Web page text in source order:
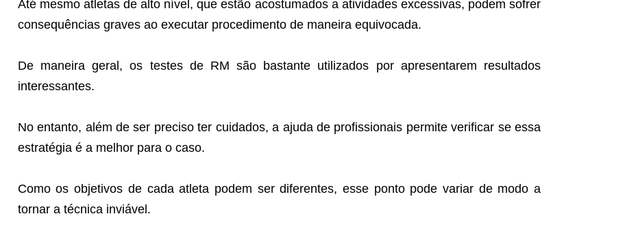
Até mesmo atletas de alto nível, que estão acostumados a atividades excessivas, podem sofrer
consequências graves ao executar procedimento de maneira equivocada.
De maneira geral, os testes de RM são bastante utilizados por apresentarem resultados
interessantes.
No entanto, além de ser preciso ter cuidados, a ajuda de profissionais permite verificar se essa
estratégia é a melhor para o caso.
Como os objetivos de cada atleta podem ser diferentes, esse ponto pode variar de modo a
tornar a técnica inviável.